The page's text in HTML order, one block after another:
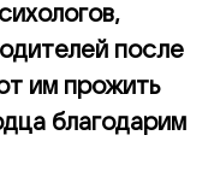
после
им прожить
благодарим